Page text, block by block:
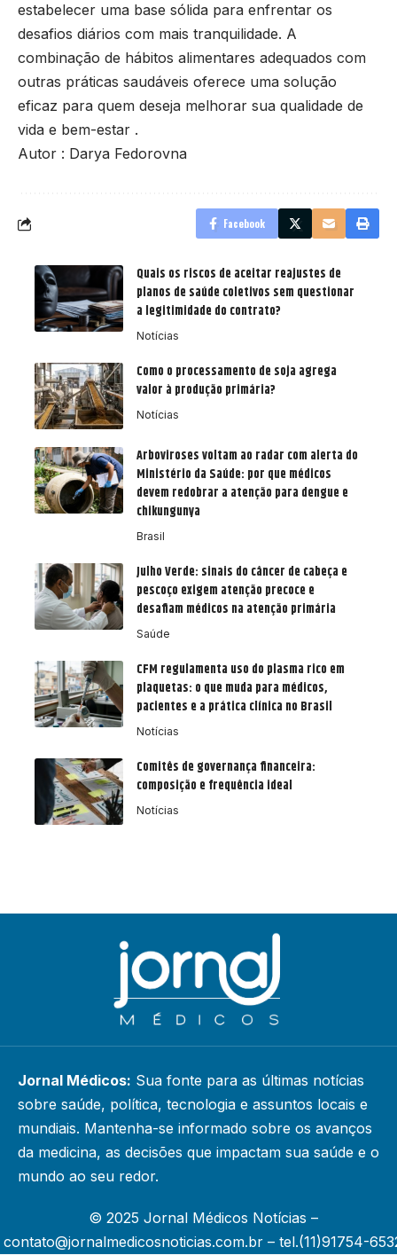
estabelecer uma base sólida para enfrentar os
desafios diários com mais tranquilidade. A
combinação de hábitos alimentares adequados com
outras práticas saudáveis oferece uma solução
eficaz para quem deseja melhorar sua qualidade de
vida e bem-estar .
Autor : Darya Fedorovna
Facebook
Quais os riscos de aceitar reajustes de
planos de saúde coletivos sem questionar
a legitimidade do contrato?
Notícias
Como o processamento de soja agrega
valor à produção primária?
Notícias
Arboviroses voltam ao radar com alerta do
Ministério da Saúde: por que médicos
devem redobrar a atenção para dengue e
chikungunya
Brasil
Julho Verde: sinais do câncer de cabeça e
pescoço exigem atenção precoce e
desafiam médicos na atenção primária
Saúde
CFM regulamenta uso do plasma rico em
plaquetas: o que muda para médicos,
pacientes e a prática clínica no Brasil
Notícias
Comitês de governança financeira:
composição e frequência ideal
Notícias
Jornal Médicos: Sua fonte para as últimas notícias
sobre saúde, política, tecnologia e assuntos locais e
mundiais. Mantenha-se informado sobre os avanços
da medicina, as decisões que impactam sua saúde e o
mundo ao seu redor.
© 2025 Jornal Médicos Notícias –
contato@jornalmedicosnoticias.com.br – tel.(11)91754-